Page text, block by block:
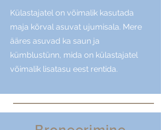
Külastajatel on võimalik kasutada
maja kõrval asuvat ujumisala. Mere
ääres asuvad ka saun ja
kümblustünn, mida on külastajatel
võimalik lisatasu eest rentida.